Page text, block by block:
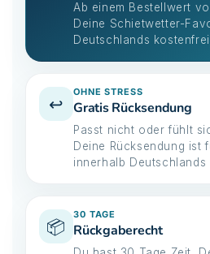
Ab einem Bestellwert
Deine Schietwetter-
Deutschlands
↩️
OHNE STRESS
Gratis Rücksendung
Passt nicht oder fühlt
Deine Rücksendung ist
innerhalb Deutschlands
📦
30 TAGE
Rückgaberecht